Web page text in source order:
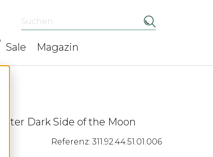
Suchen ...
Sale Magazin
Dark Side of the Moon
Referenz: 311.92.44.51.01.006